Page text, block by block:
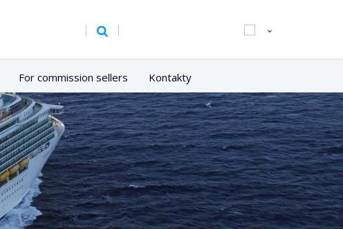
For commission sellers Kontakty